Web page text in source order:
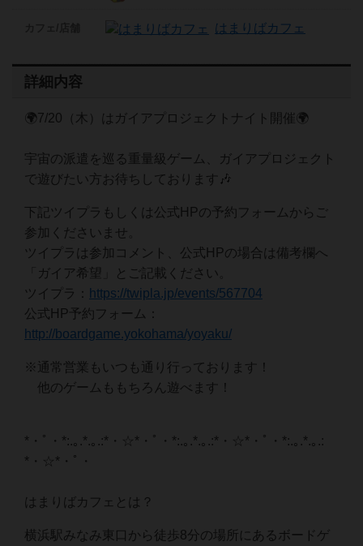
はまりばカフェ
詳細内容
🌍7/20（木）はガイアプロジェクトナイト開催🌍
宇宙の派遣を巡る重量級ゲーム、ガイアプロジェクト
で遊びたい方お待ちしております🎶
下記ツイプラもしくは公式HPの予約フォームからご
参加くださいませ。
ツイプラは参加コメント、公式HPの場合は備考欄へ
「ガイア希望」とご記載ください。
ツイプラ：
https://twipla.jp/events/567704
公式HP予約フォーム：
http://boardgame.yokohama/yoyaku/
※通常営業もいつも通り行っております！
他のゲームももちろん遊べます！
*・ﾟ・*:.｡.*.｡.:*・☆*・ﾟ・*:.｡.*.｡.:*・☆*・ﾟ・*:.｡.*.｡.:
*・☆*・ﾟ・
はまりばカフェとは？
横浜駅みなみ東口から徒歩8分の場所にあるボードゲ